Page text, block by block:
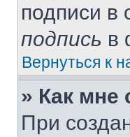
подписи
подпись в
Вернуться к
» Как мне
При